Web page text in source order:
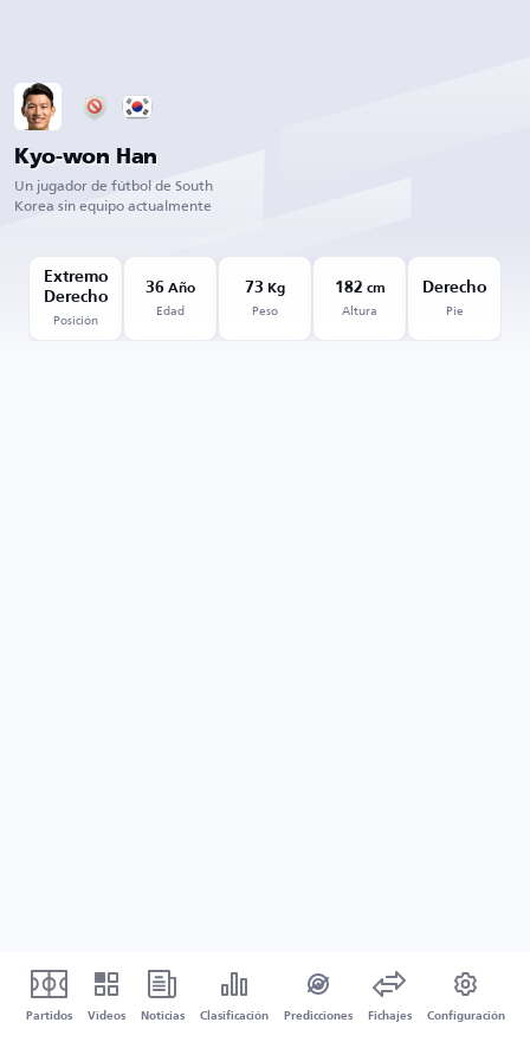
Kyo-won Han
Un jugador de fútbol de South
Korea sin equipo actualmente
Extremo
Derecho
Posición
36 Año
Edad
73 Kg
Peso
182 cm
Altura
Derecho
Pie
Partidos Vídeos Noticias Clasificación Predicciones Fichajes Configuración